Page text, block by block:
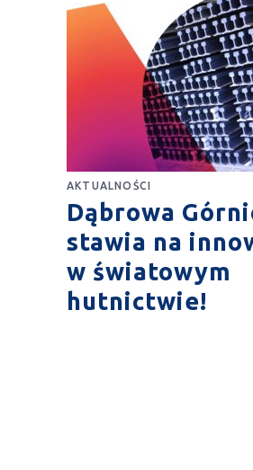
AKTUALNOŚCI
Dąbrowa
stawia na
w światowym
hutnictwie!